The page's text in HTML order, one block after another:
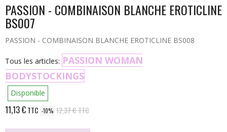
PASSION - COMBINAISON BLANCHE EROTICLINE
BS007
PASSION - COMBINAISON BLANCHE EROTICLINE BS008
Tous les articles: PASSION WOMAN
BODYSTOCKINGS
Disponible
11,13 €TTC -10% 12,37 €TTC